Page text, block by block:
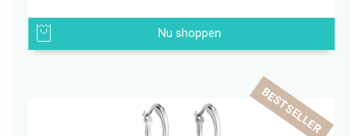
Nu shoppen
BESTSELLER